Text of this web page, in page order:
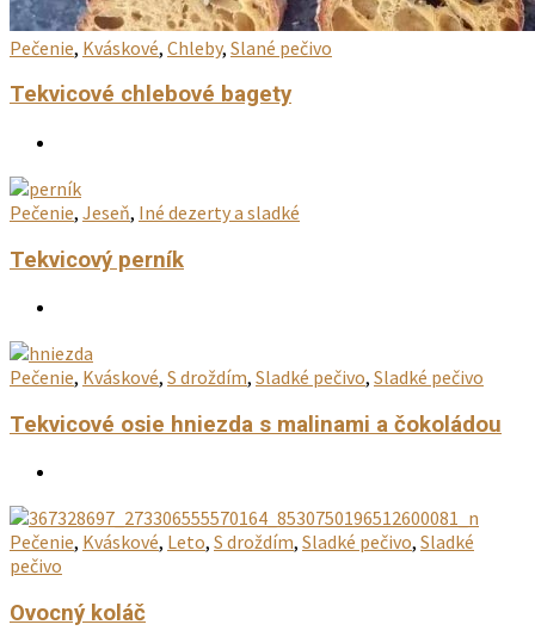
Pečenie, Kváskové, Chleby, Slané pečivo
Tekvicové chlebové bagety
Pečenie, Jeseň, Iné dezerty a sladké
Tekvicový perník
Pečenie, Kváskové, S droždím, Sladké pečivo, Sladké pečivo
Tekvicové osie hniezda s malinami a čokoládou
Pečenie, Kváskové, Leto, S droždím, Sladké pečivo, Sladké
pečivo
Ovocný koláč